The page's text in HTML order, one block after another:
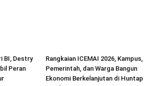
BI, Destry
Peran
Rangkaian ICEMAI 2026, Kampus,
Pemerintah, dan Warga Bangun
Ekonomi Berkelanjutan di Huntap